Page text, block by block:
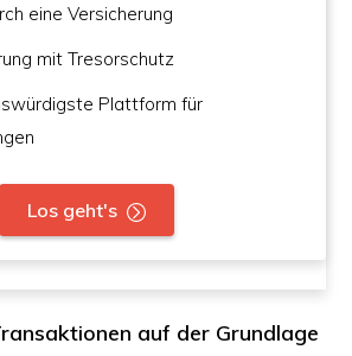
eine Versicherung
mit Tresorschutz
Plattform für
Los geht's
auf der Grundlage